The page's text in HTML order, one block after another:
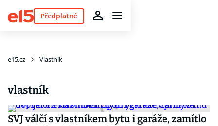
Předplatné
e15.cz Vlastník
vlastník
SVJ válčí s vlastníkem bytu i garáže, zamítlo